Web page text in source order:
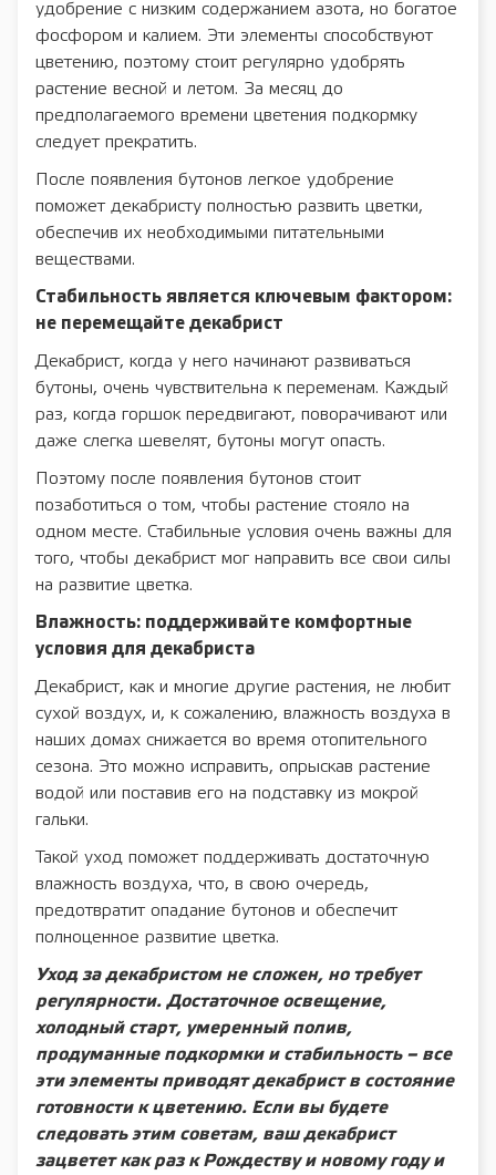
удобрение с низким содержанием азота, но богатое
фосфором и калием. Эти элементы способствуют
цветению, поэтому стоит регулярно удобрять
растение весной и летом. За месяц до
предполагаемого времени цветения подкормку
следует прекратить.
После появления бутонов легкое удобрение
поможет декабристу полностью развить цветки,
обеспечив их необходимыми питательными
веществами.
Стабильность является ключевым фактором:
не перемещайте декабрист
Декабрист, когда у него начинают развиваться
бутоны, очень чувствительна к переменам. Каждый
раз, когда горшок передвигают, поворачивают или
даже слегка шевелят, бутоны могут опасть.
Поэтому после появления бутонов стоит
позаботиться о том, чтобы растение стояло на
одном месте. Стабильные условия очень важны для
того, чтобы декабрист мог направить все свои силы
на развитие цветка.
Влажность: поддерживайте комфортные
условия для декабриста
Декабрист, как и многие другие растения, не любит
сухой воздух, и, к сожалению, влажность воздуха в
наших домах снижается во время отопительного
сезона. Это можно исправить, опрыскав растение
водой или поставив его на подставку из мокрой
гальки.
Такой уход поможет поддерживать достаточную
влажность воздуха, что, в свою очередь,
предотвратит опадание бутонов и обеспечит
полноценное развитие цветка.
Уход за декабристом не сложен, но требует
регулярности. Достаточное освещение,
холодный старт, умеренный полив,
продуманные подкормки и стабильность – все
эти элементы приводят декабрист в состояние
готовности к цветению. Если вы будете
следовать этим советам, ваш декабрист
зацветет как раз к Рождеству и новому году и